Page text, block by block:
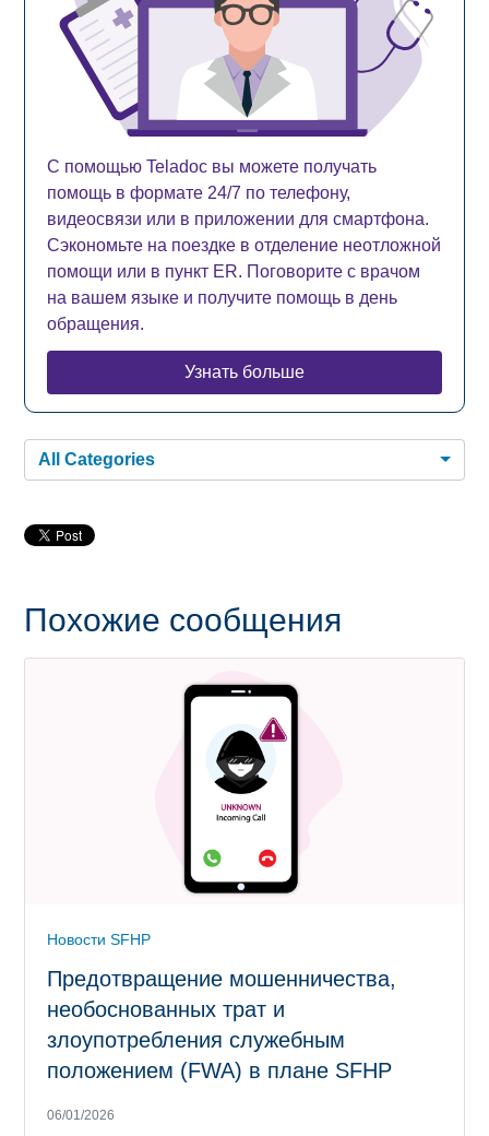
С помощью Teladoc вы можете получать
помощь в формате 24/7 по телефону,
видеосвязи или в приложении для смартфона.
Сэкономьте на поездке в отделение неотложной
помощи или в пункт ER. Поговорите с врачом
на вашем языке и получите помощь в день
обращения.
Узнать больше
All Categories
Похожие сообщения
Новости SFHP
Предотвращение мошенничества,
необоснованных трат и
злоупотребления служебным
положением (FWA) в плане SFHP
06/01/2026